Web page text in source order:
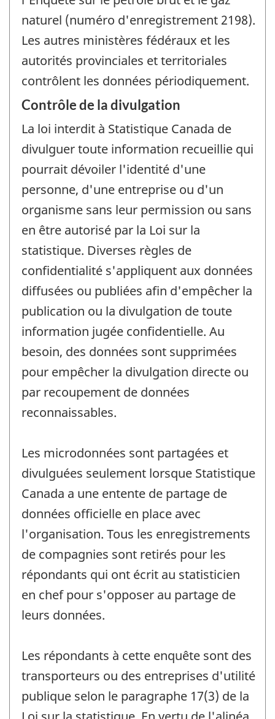
naturel (numéro d'enregistrement 2198).
Les autres ministères fédéraux et les
autorités provinciales et territoriales
contrôlent les données périodiquement.
Contrôle de la divulgation
La loi interdit à Statistique Canada de
divulguer toute information recueillie qui
pourrait dévoiler l'identité d'une
personne, d'une entreprise ou d'un
organisme sans leur permission ou sans
en être autorisé par la Loi sur la
statistique. Diverses règles de
confidentialité s'appliquent aux données
diffusées ou publiées afin d'empêcher la
publication ou la divulgation de toute
information jugée confidentielle. Au
besoin, des données sont supprimées
pour empêcher la divulgation directe ou
par recoupement de données
reconnaissables.
Les microdonnées sont partagées et
divulguées seulement lorsque Statistique
Canada a une entente de partage de
données officielle en place avec
l'organisation. Tous les enregistrements
de compagnies sont retirés pour les
répondants qui ont écrit au statisticien
en chef pour s'opposer au partage de
leurs données.
Les répondants à cette enquête sont des
transporteurs ou des entreprises d'utilité
publique selon le paragraphe 17(3) de la